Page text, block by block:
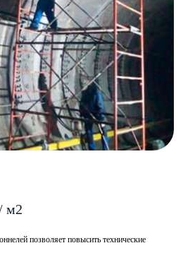
м2
позволяет повысить технические